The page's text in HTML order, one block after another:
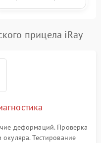
прицела iRay
деформаций. Проверка
Тестирование